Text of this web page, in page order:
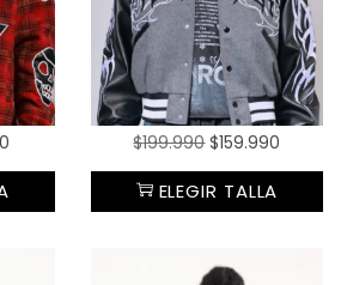
$199.990 $159.990
ELEGIR TALLA